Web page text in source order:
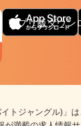
アプリ版ダウン
イトジャングル)」